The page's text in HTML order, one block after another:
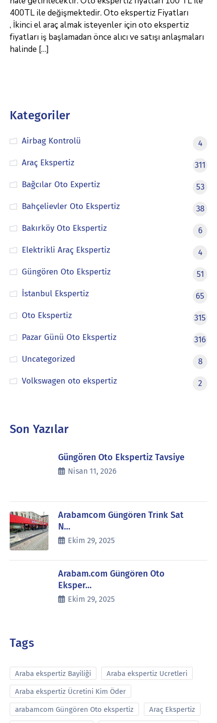
400TL ile değişmektedir. Oto ekspertiz Fiyatları
, İkinci el araç almak isteyenler için oto ekspertiz
fiyatları iş başlamadan önce alıcı ve satışı anlaşmaları
halinde […]
Kategoriler
Airbag Kontrolü
4
Araç Ekspertiz
311
Bağcılar Oto Expertiz
53
Bahçelievler Oto Ekspertiz
38
Bakırköy Oto Ekspertiz
6
Elektrikli Araç Ekspertiz
4
Güngören Oto Ekspertiz
51
İstanbul Ekspertiz
65
Oto Ekspertiz
315
Pazar Günü Oto Ekspertiz
316
Uncategorized
8
Volkswagen oto ekspertiz
2
Son Yazılar
Güngören Oto Ekspertiz Tavsiye
Nisan 11, 2026
Arabamcom Güngören Trink Sat
N…
Ekim 29, 2025
Arabam.com Güngören Oto
Eksper…
Ekim 29, 2025
Tags
Araba ekspertiz Bayiliği Araba ekspertiz Ucretleri
Araba ekspertiz Ücretini Kim Öder
arabamcom Güngören Oto ekspertiz Araç Ekspertiz